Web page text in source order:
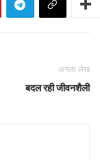
अगला लेख
बदल रही जीवनशैली